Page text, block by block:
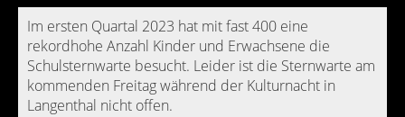
Im ersten Quartal 2023 hat mit fast 400 eine
rekordhohe Anzahl Kinder und Erwachsene die
Schulsternwarte besucht. Leider ist die Sternwarte am
kommenden Freitag während der Kulturnacht in
Langenthal nicht offen.